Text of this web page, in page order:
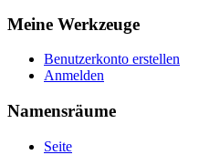
Meine Werkzeuge
Benutzerkonto erstellen
Anmelden
Namensräume
Seite